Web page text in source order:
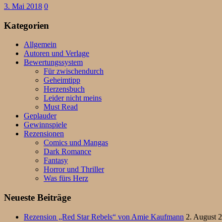
3. Mai 2018 0
Kategorien
Allgemein
Autoren und Verlage
Bewertungssystem
Für zwischendurch
Geheimtipp
Herzensbuch
Leider nicht meins
Must Read
Geplauder
Gewinnspiele
Rezensionen
Comics und Mangas
Dark Romance
Fantasy
Horror und Thriller
Was fürs Herz
Neueste Beiträge
Rezension „Red Star Rebels“ von Amie Kaufmann 2. August